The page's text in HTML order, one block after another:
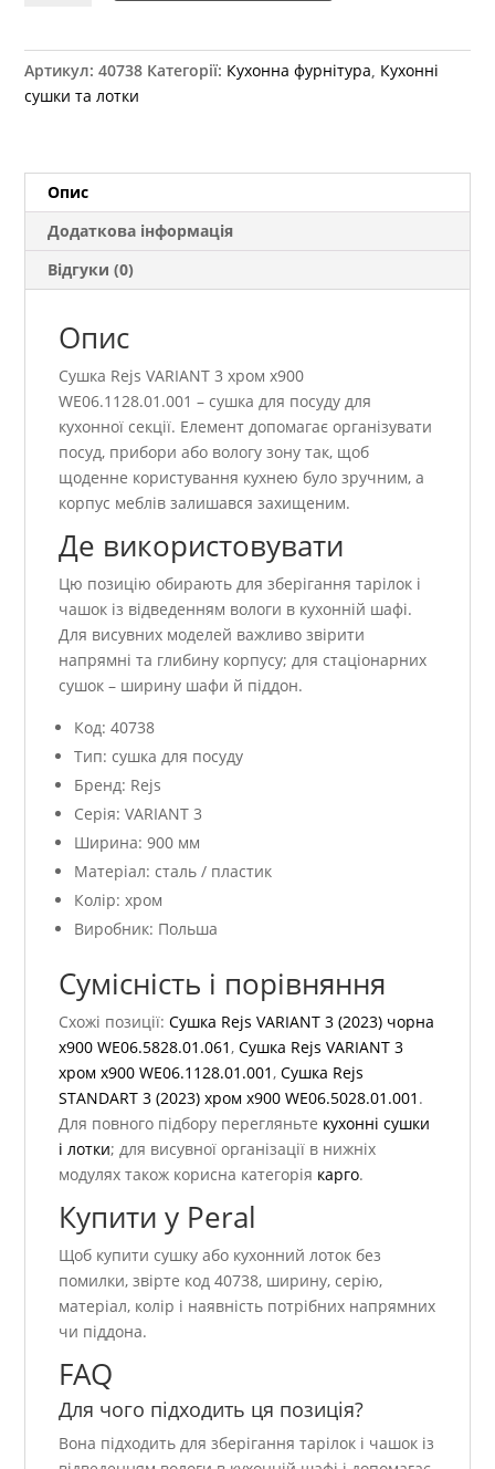
x900
WE06.1128.01.001
Артикул:40738 Категорії: Кухонна фурнітура Кухонні
сушки та лотки
Опис
Додаткова інформація
Відгуки (0)
Опис
Сушка Rejs VARIANT 3 хром x900
WE06.1128.01.001 – сушка для посуду для
кухонної секції. Елемент допомагає організувати
посуд, прибори або вологу зону так, щоб
щоденне користування кухнею було зручним, а
корпус меблів залишався захищеним.
Де використовувати
Цю позицію обирають для зберігання тарілок і
чашок із відведенням вологи в кухонній шафі.
Для висувних моделей важливо звірити
напрямні та глибину корпусу; для стаціонарних
сушок – ширину шафи й піддон.
Код: 40738
Тип: сушка для посуду
Бренд: Rejs
Серія: VARIANT 3
Ширина: 900 мм
Матеріал: сталь / пластик
Колір: хром
Виробник: Польша
Сумісність і порівняння
Схожі позиції:Сушка Rejs VARIANT 3 (2023) чорна
x900 WE06.5828.01.061 ,Сушка Rejs VARIANT 3
хром x900 WE06.1128.01.001 ,Сушка Rejs
STANDART 3 (2023) хром x900 WE06.5028.01.001 .
Для повного підбору перегляньте кухонні сушки
і лотки; для висувної організації в нижніх
модулях також корисна категорія карго.
Купити у Peral
Щоб купити сушку або кухонний лоток без
помилки, звірте код 40738, ширину, серію,
матеріал, колір і наявність потрібних напрямних
чи піддона.
FAQ
Для чого підходить ця позиція?
Вона підходить для зберігання тарілок і чашок із